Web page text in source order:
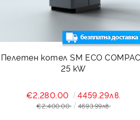
Пелетен котел SM ECO
25 kW
€2,280.00 4459.29лв.
€2,400.00 4693.99лв.